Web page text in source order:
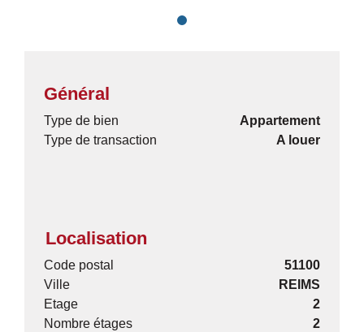
Général
Type de bien
Appartement
Type de transaction
A louer
Localisation
Code postal
51100
Ville
REIMS
Etage
2
Nombre étages
2